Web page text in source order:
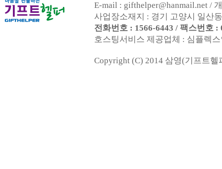
E-mail : gifthelper@hanmail.net /
사업장소재지 : 경기 고양시 일산
전화번호 : 1566-6443 / 팩스번호 :
호스팅서비스 제공업체 : 심플렉
Copyright (C) 2014 삼영(기프트헬